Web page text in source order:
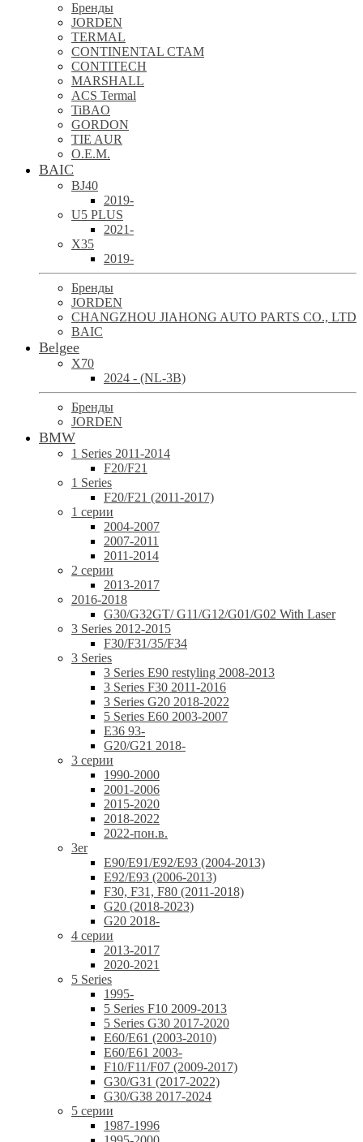
Бренды
JORDEN
TERMAL
CONTINENTAL CTAM
CONTITECH
MARSHALL
ACS Termal
TiBAO
GORDON
TIE AUR
O.E.M.
BAIC
BJ40
2019-
U5 PLUS
2021-
X35
2019-
Бренды
JORDEN
CHANGZHOU JIAHONG AUTO PARTS CO., LTD
BAIC
Belgee
X70
2024 - (NL-3B)
Бренды
JORDEN
BMW
1 Series 2011-2014
F20/F21
1 Series
F20/F21 (2011-2017)
1 серии
2004-2007
2007-2011
2011-2014
2 серии
2013-2017
2016-2018
G30/G32GT/ G11/G12/G01/G02 With Laser
3 Series 2012-2015
F30/F31/35/F34
3 Series
3 Series E90 restyling 2008-2013
3 Series F30 2011-2016
3 Series G20 2018-2022
5 Series E60 2003-2007
E36 93-
G20/G21 2018-
3 серии
1990-2000
2001-2006
2015-2020
2018-2022
2022-пон.в.
3er
E90/E91/E92/E93 (2004-2013)
E92/E93 (2006-2013)
F30, F31, F80 (2011-2018)
G20 (2018-2023)
G20 2018-
4 серии
2013-2017
2020-2021
5 Series
1995-
5 Series F10 2009-2013
5 Series G30 2017-2020
E60/E61 (2003-2010)
E60/E61 2003-
F10/F11/F07 (2009-2017)
G30/G31 (2017-2022)
G30/G38 2017-2024
5 серии
1987-1996